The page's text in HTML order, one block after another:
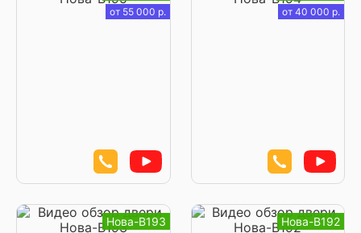
от 55 000 р. от 40 000 р.
Нова-В193 Нова-В192